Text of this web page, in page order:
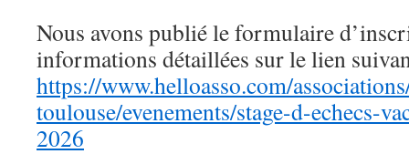
Nous avons publié le formulaire
informations détaillées sur le lien
https://www.helloasso.com/
toulouse/evenements/stage-d-echecs-
2026